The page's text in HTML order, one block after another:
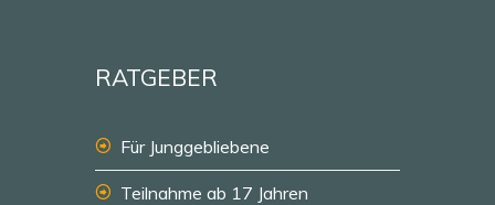
RATGEBER
Für Junggebliebene
Teilnahme ab 17 Jahren